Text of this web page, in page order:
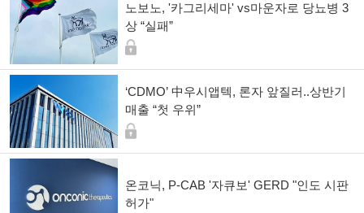
노보노, '카그리세마' vs마운자로 당뇨병 3
상 “실패”
‘CDMO’ 中우시앱텍, 론자 앞질러..상반기
매출 “첫 우위”
온코닉, P-CAB '자큐보' GERD "인도 시판
허가"